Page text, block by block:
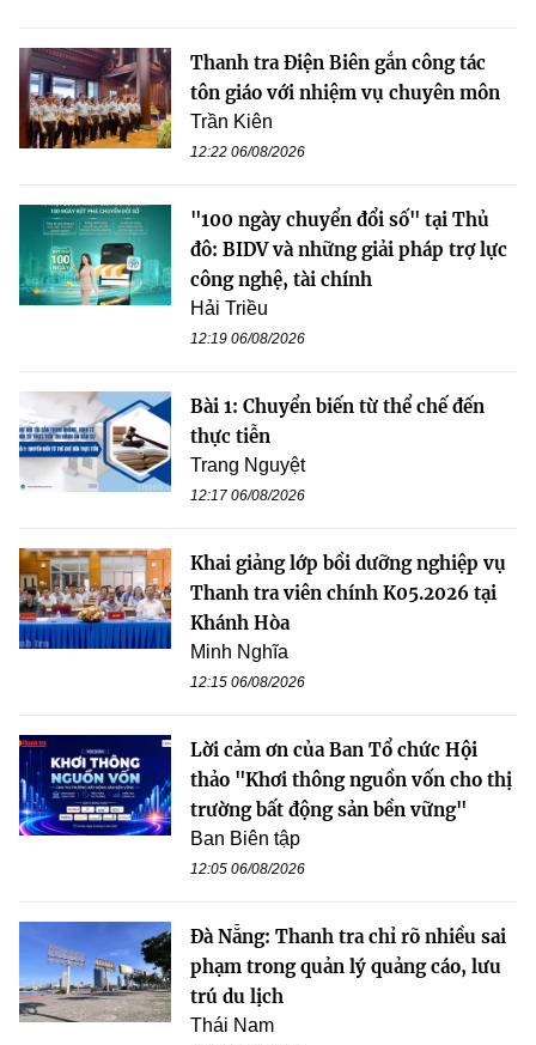
Thanh tra Điện Biên gắn công tác
tôn giáo với nhiệm vụ chuyên môn
Trần Kiên
12:22 06/08/2026
"100 ngày chuyển đổi số" tại Thủ
đô: BIDV và những giải pháp trợ lực
công nghệ, tài chính
Hải Triều
12:19 06/08/2026
Bài 1: Chuyển biến từ thể chế đến
thực tiễn
Trang Nguyệt
12:17 06/08/2026
Khai giảng lớp bồi dưỡng nghiệp vụ
Thanh tra viên chính K05.2026 tại
Khánh Hòa
Minh Nghĩa
12:15 06/08/2026
Lời cảm ơn của Ban Tổ chức Hội
thảo "Khơi thông nguồn vốn cho thị
trường bất động sản bền vững"
Ban Biên tập
12:05 06/08/2026
Đà Nẵng: Thanh tra chỉ rõ nhiều sai
phạm trong quản lý quảng cáo, lưu
trú du lịch
Thái Nam